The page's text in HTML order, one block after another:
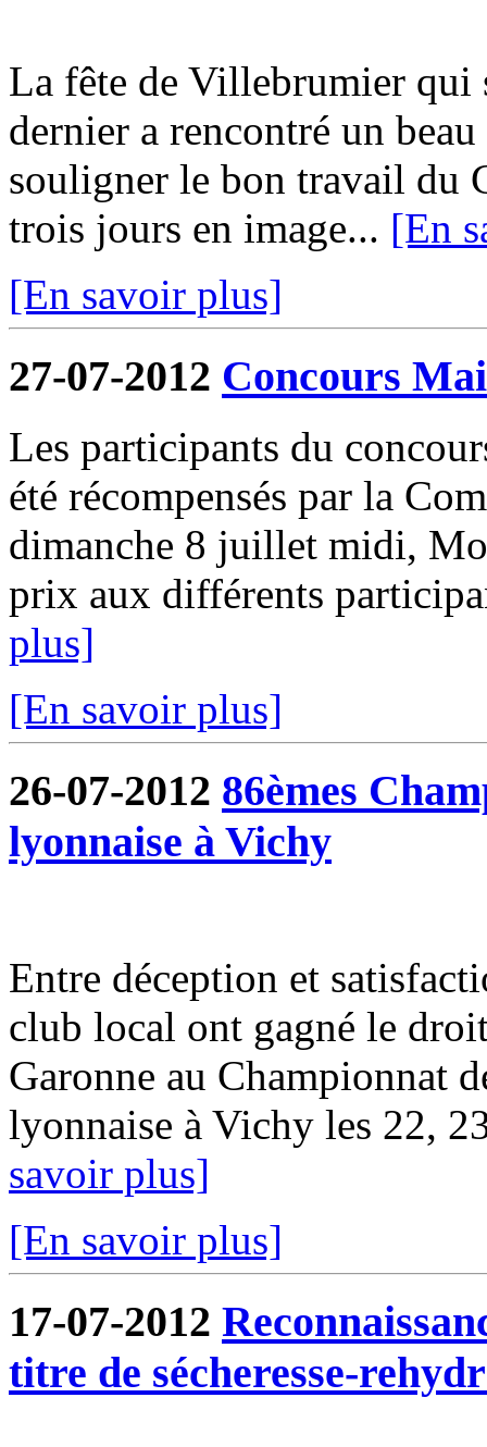
La fête de Villebrumier qui
dernier a rencontré un
souligner le bon travail du
trois jours en image... [En
[En savoir plus]
27-07-2012 Concours
Les participants du
été récompensés par la
dimanche 8 juillet midi,
prix aux différents
plus]
[En savoir plus]
26-07-2012 86èmes
lyonnaise à Vichy
Entre déception et
club local ont gagné le
Garonne au Championnat
lyonnaise à Vichy les 22,
savoir plus]
[En savoir plus]
17-07-2012
titre de sécheresse-